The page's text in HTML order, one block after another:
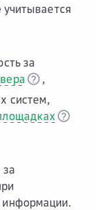
учитывается
за
,
систем,
за
информации.